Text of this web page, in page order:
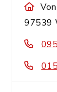
97539